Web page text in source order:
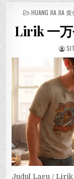
POSTED
HUANG JIA JIA
Lirik 一万
Judul Lagu / Lirik